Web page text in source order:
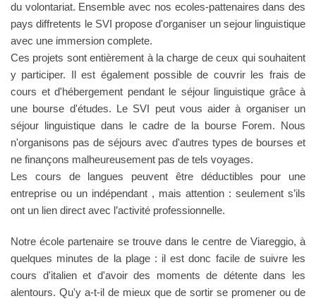
du volontariat. Ensemble avec nos ecoles-pattenaires dans des
pays diffretents le SVI propose d'organiser un sejour linguistique
avec une immersion complete.
Ces projets sont entièrement à la charge de ceux qui souhaitent
y participer. Il est également possible de couvrir les frais de
cours et d'hébergement pendant le séjour linguistique grâce à
une bourse d'études. Le SVI peut vous aider à organiser un
séjour linguistique dans le cadre de la bourse Forem. Nous
n'organisons pas de séjours avec d'autres types de bourses et
ne finançons malheureusement pas de tels voyages.
Les cours de langues peuvent être déductibles pour une
entreprise ou un indépendant , mais attention : seulement s’ils
ont un lien direct avec l’activité professionnelle.
Notre école partenaire se trouve dans le centre de Viareggio, à
quelques minutes de la plage : il est donc facile de suivre les
cours d'italien et d'avoir des moments de détente dans les
alentours. Qu'y a-t-il de mieux que de sortir se promener ou de